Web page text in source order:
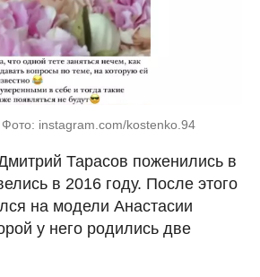
Фото: instagram.com/kostenko.94
Тарасов поженились в
в 2016 году. После этого
на модели Анастасии
у него родились две